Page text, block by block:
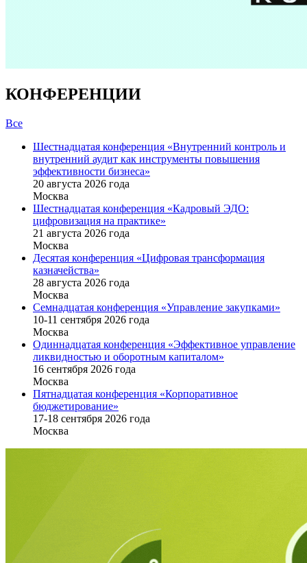
КОНФЕРЕНЦИИ
Все
Шестнадцатая конференция «Внутренний контроль и
внутренний аудит как инструменты повышения
эффективности бизнеса»
20 августа 2026 года
Москва
Шестнадцатая конференция «Кадровый ЭДО:
цифровизация на практике»
21 августа 2026 года
Москва
Десятая конференция «Цифровая трансформация
казначейства»
28 августа 2026 года
Москва
Семнадцатая конференция «Управление закупками»
10-11 сентября 2026 года
Москва
Одиннадцатая конференция «Эффективное управление
ликвидностью и оборотным капиталом»
16 cентября 2026 года
Москва
Пятнадцатая конференция «Корпоративное
бюджетирование»
17-18 сентября 2026 года
Москва